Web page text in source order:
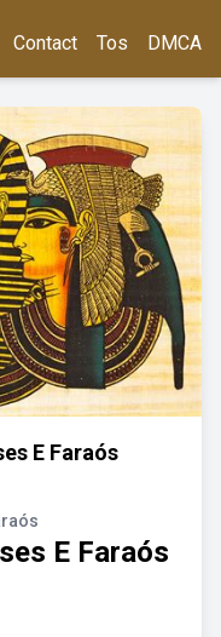
Contact Tos DMCA
E Faraós
E Faraós